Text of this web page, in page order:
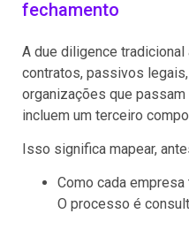
fechamento
A due diligence
contratos, passivos
organizações que
incluem um terceiro
Isso significa mapear,
Como cada
O processo é